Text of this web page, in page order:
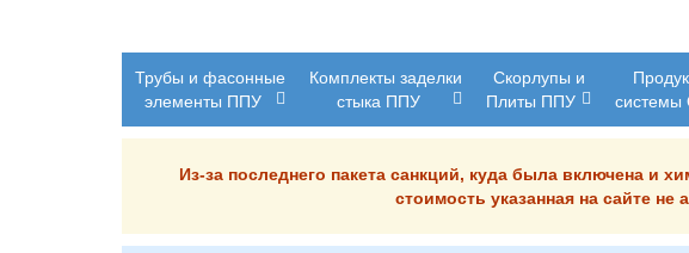
Трубы и фасонные
элементы ППУ
Комплекты заделки
стыка ППУ
Скорлупы и
Плиты ППУ
системы
Из-за последнего пакета санкций, куда была включена и
стоимость указанная на сайте